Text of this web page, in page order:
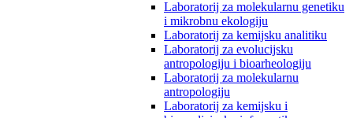
Laboratorij za molekularnu genetiku
i mikrobnu ekologiju
Laboratorij za kemijsku analitiku
Laboratorij za evolucijsku
antropologiju i bioarheologiju
Laboratorij za molekularnu
antropologiju
Laboratorij za kemijsku i